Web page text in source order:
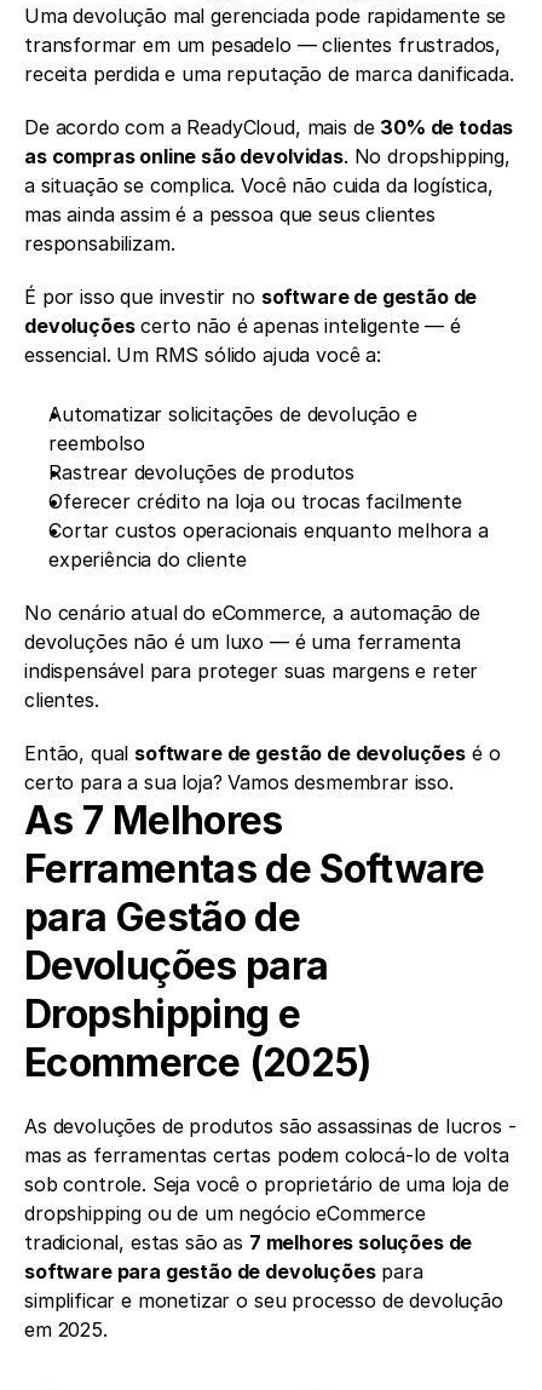
Uma devolução mal gerenciada pode rapidamente se
transformar em um pesadelo — clientes frustrados,
receita perdida e uma reputação de marca danificada.
De acordo com a ReadyCloud, mais de 30% de todas
as compras online são devolvidas. No dropshipping,
a situação se complica. Você não cuida da logística,
mas ainda assim é a pessoa que seus clientes
responsabilizam.
É por isso que investir no software de gestão de
devoluções certo não é apenas inteligente — é
essencial. Um RMS sólido ajuda você a:
Automatizar solicitações de devolução e
reembolso
Rastrear devoluções de produtos
Oferecer crédito na loja ou trocas facilmente
Cortar custos operacionais enquanto melhora a
experiência do cliente
No cenário atual do eCommerce, a automação de
devoluções não é um luxo — é uma ferramenta
indispensável para proteger suas margens e reter
clientes.
Então, qual software de gestão de devoluções é o
certo para a sua loja? Vamos desmembrar isso.
As 7 Melhores
Ferramentas de Software
para Gestão de
Devoluções para
Dropshipping e
Ecommerce (2025)
As devoluções de produtos são assassinas de lucros -
mas as ferramentas certas podem colocá-lo de volta
sob controle. Seja você o proprietário de uma loja de
dropshipping ou de um negócio eCommerce
tradicional, estas são as 7 melhores soluções de
software para gestão de devoluções para
simplificar e monetizar o seu processo de devolução
em 2025.